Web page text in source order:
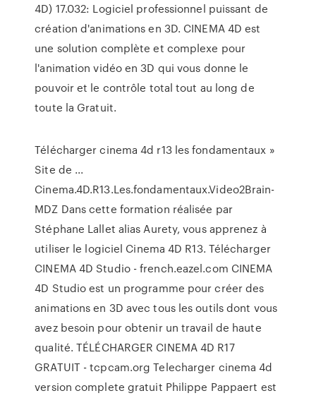
4D) 17.032: Logiciel professionnel puissant de
création d'animations en 3D. CINEMA 4D est
une solution complète et complexe pour
l'animation vidéo en 3D qui vous donne le
pouvoir et le contrôle total tout au long de
toute la Gratuit.
Télécharger cinema 4d r13 les fondamentaux »
Site de ...
Cinema.4D.R13.Les.fondamentaux.Video2Brain-
MDZ Dans cette formation réalisée par
Stéphane Lallet alias Aurety, vous apprenez à
utiliser le logiciel Cinema 4D R13. Télécharger
CINEMA 4D Studio - french.eazel.com CINEMA
4D Studio est un programme pour créer des
animations en 3D avec tous les outils dont vous
avez besoin pour obtenir un travail de haute
qualité. TÉLÉCHARGER CINEMA 4D R17
GRATUIT - tcpcam.org Telecharger cinema 4d
version complete gratuit Philippe Pappaert est